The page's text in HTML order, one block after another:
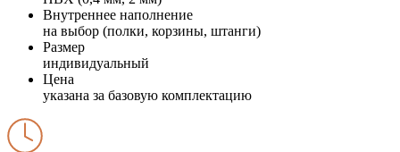
Внутреннее наполнение
на выбор (полки, корзины, штанги)
Размер
индивидуальный
Цена
указана за базовую комплектацию